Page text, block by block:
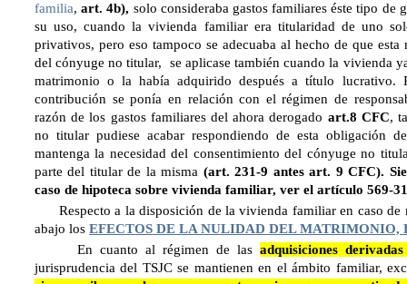
familia,art. 4b), solo consideraba gastos familiares éste tipo de
su uso, cuando la vivienda familiar era titularidad de uno
privativos, pero eso tampoco se adecuaba al hecho de que
del cónyuge no titular, se aplicase también cuando la vivienda
matrimonio o la había adquirido después a título lucrativo.
contribución se ponía en relación con el régimen de
razón de los gastos familiares del ahora derogado art.8 CFC,
no titular pudiese acabar respondiendo de esta obligación
mantenga la necesidad del consentimiento del cónyuge no
parte del titular de la misma (art. 231-9 antes art. 9 CFC).
caso de hipoteca sobre vivienda familiar, ver el artículo 569-
Respecto a la disposición de la vivienda familiar en caso
abajo los EFECTOS DE LA NULIDAD DEL
En cuanto al régimen de las adquisiciones
jurisprudencia del TSJC se mantienen en el ámbito familiar,